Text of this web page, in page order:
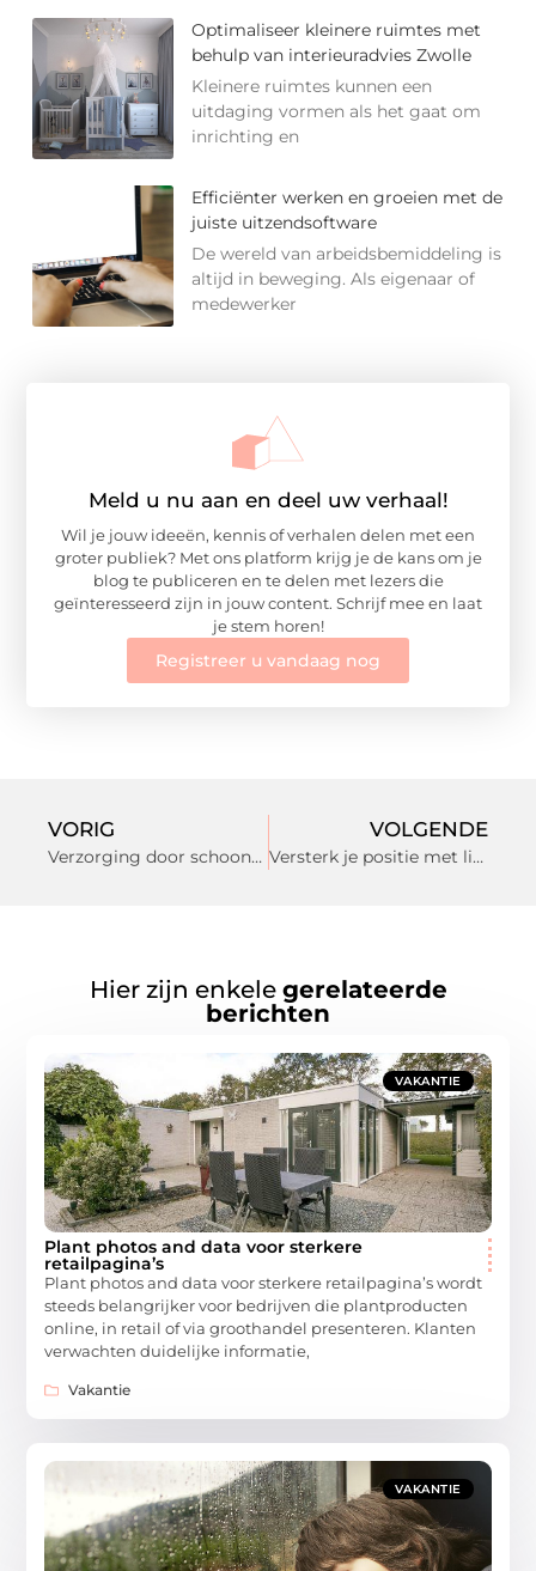
Optimaliseer kleinere ruimtes met
behulp van interieuradvies Zwolle
Kleinere ruimtes kunnen een
uitdaging vormen als het gaat om
inrichting en
Efficiënter werken en groeien met de
juiste uitzendsoftware
De wereld van arbeidsbemiddeling is
altijd in beweging. Als eigenaar of
medewerker
Meld u nu aan en deel uw verhaal!
Wil je jouw ideeën, kennis of verhalen delen met een
groter publiek? Met ons platform krijg je de kans om je
blog te publiceren en te delen met lezers die
geïnteresseerd zijn in jouw content. Schrijf mee en laat
je stem horen!
Registreer u vandaag nog
VORIG
Verzorging door schoonheidsspecialiste in Apeldoorn de Maten
VOLGENDE
Versterk je positie met linkbuilding!
Hier zijn enkele gerelateerde
berichten
VAKANTIE
Plant photos and data voor sterkere
retailpagina’s
Plant photos and data voor sterkere retailpagina’s wordt
steeds belangrijker voor bedrijven die plantproducten
online, in retail of via groothandel presenteren. Klanten
verwachten duidelijke informatie,
Vakantie
VAKANTIE